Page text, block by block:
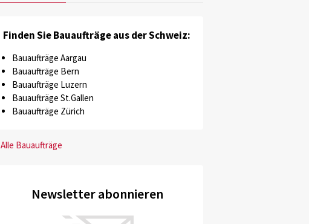
Finden Sie Bauaufträge aus der Schweiz:
Bauaufträge Aargau
Bauaufträge Bern
Bauaufträge Luzern
Bauaufträge St.Gallen
Bauaufträge Zürich
Alle Bauaufträge
Newsletter abonnieren